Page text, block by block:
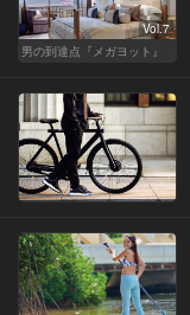
Vol.7
男の到達点『メガヨット』